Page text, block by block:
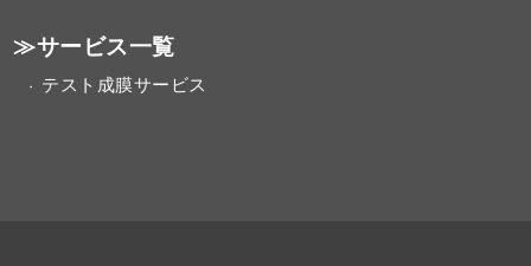
≫サービス一覧
テスト成膜サービス